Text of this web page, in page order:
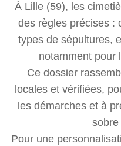
À Lille (59), les
des règles précises :
types de sépultures,
notamment pour
Ce dossier
locales et vérifiées,
les démarches et à
sobre
Pour une